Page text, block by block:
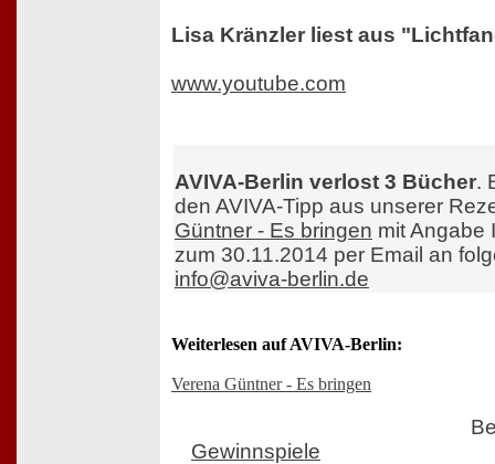
Lisa Kränzler liest aus
www.youtube.com
AVIVA-Berlin verlost 3 Bücher.
den AVIVA-Tipp aus unserer
Güntner - Es bringen mit Angabe
zum 30.11.2014 per Email an
info@aviva-berlin.de
Weiterlesen auf AVIVA-Berlin:
Verena Güntner - Es bringen
Gewinnspiele